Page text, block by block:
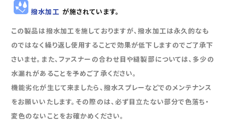
撥水加工 が施されています。
この製品は撥水加工を施しておりますが、撥水加工は永久的なも
のではなく繰り返し使用することで効果が低下しますのでご了承下
さいませ。また、ファスナーの合わせ目や縫製部については、多少の
水漏れがあることを予めご了承ください。
機能劣化が生じて来ましたら、撥水スプレーなどでのメンテナンス
をお願いいたします。その際のは、必ず目立たない部分で色落ち・
変色のないことをお確かめください。